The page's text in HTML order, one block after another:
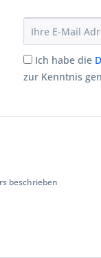
Ich habe die
zur Kenntnis
beschrieben